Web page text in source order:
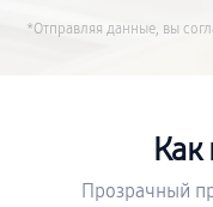
*Отправляя данные, вы
Прозрачный